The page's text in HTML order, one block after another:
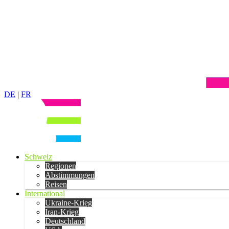
DE | FR
Schweiz
Regionen
Abstimmungen
Reisen
International
Ukraine-Krieg
Iran-Krieg
Deutschland